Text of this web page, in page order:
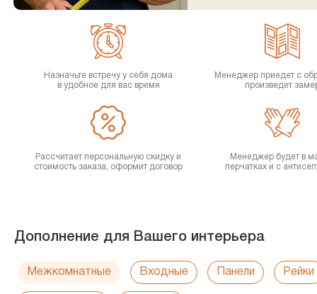
Назначьте встречу у себя дома
в удобное для вас время
Менеджер приедет с
произведет
Рассчитает персональную скидку и
стоимость заказа, оформит договор
Менеджер будет в
перчатках и с
Дополнение для Вашего интерьера
Межкомнатные Входные Панели Рейки